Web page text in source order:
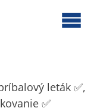
leták ✅,
✅